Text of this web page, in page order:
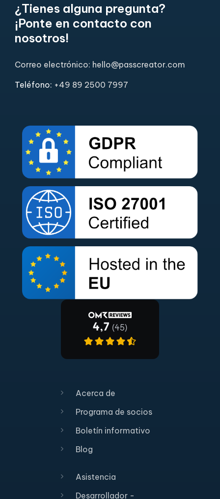
¿Tienes alguna pregunta?
¡Ponte en contacto con
nosotros!
Correo electrónico: hello@passcreator.com
Teléfono: +49 89 2500 7997
Acerca de
Programa de socios
Boletín informativo
Blog
Asistencia
Desarrollador -